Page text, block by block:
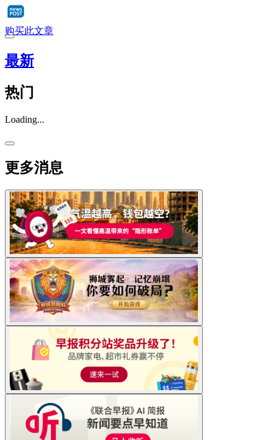
购买此文章
最新
热门
Loading...
更多消息